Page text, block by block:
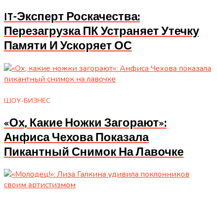
IT-Эксперт Роскачества:
Перезагрузка ПК Устраняет Утечку
Памяти И Ускоряет ОС
ШОУ-БИЗНЕС
«Ох, Какие Ножки Загорают»:
Анфиса Чехова Показала
Пикантный Снимок На Лавочке